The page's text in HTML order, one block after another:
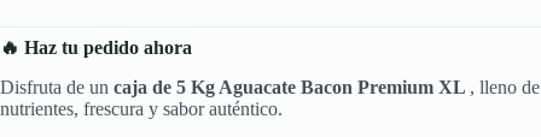
🔥 Haz tu pedido ahora
Disfruta de un caja de 5 Kg Aguacate Bacon Premium XL , lleno de
nutrientes, frescura y sabor auténtico.